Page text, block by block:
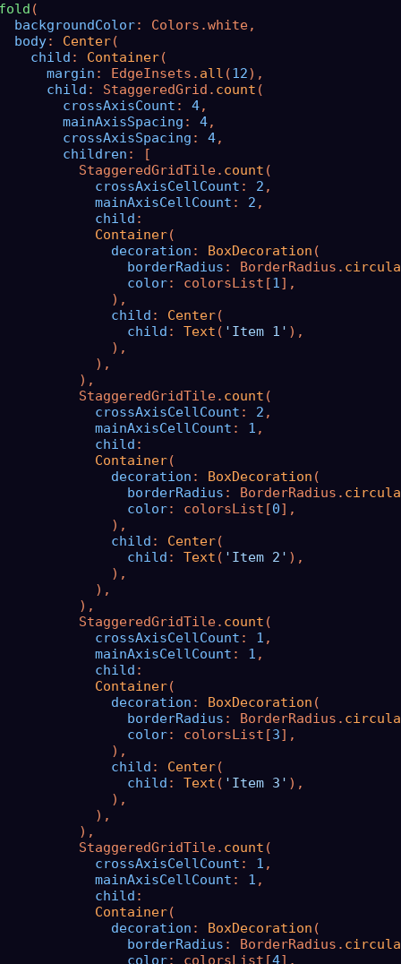
(
backgroundColor: Colors.white,
body: Center(
child : Container(
margin : EdgeInsets. all (12),
child : StaggeredGrid. count (
crossAxisCount : 4,
mainAxisSpacing : 4,
crossAxisSpacing : 4,
children : [
StaggeredGridTile.
count (
crossAxisCellCount : 2 ,
mainAxisCellCount : 2 ,
child :
Container(
decoration : BoxDecoration (
borderRadius : BorderRadius.
color: colorsList[1],
),
child : Center(
child : Text ( 'Item 1' ),
),
),
),
StaggeredGridTile.
count (
crossAxisCellCount : 2 ,
mainAxisCellCount : 1 ,
child :
Container(
decoration : BoxDecoration (
borderRadius : BorderRadius.
color: colorsList[0],
),
child : Center(
child : Text ( 'Item 2' ),
),
),
),
StaggeredGridTile.
count (
crossAxisCellCount : 1 ,
mainAxisCellCount : 1 ,
child :
Container(
decoration : BoxDecoration (
borderRadius : BorderRadius.
color: colorsList[3],
),
child : Center(
child : Text ( 'Item 3' ),
),
),
),
StaggeredGridTile.
count (
crossAxisCellCount : 1 ,
mainAxisCellCount : 1 ,
child :
Container(
decoration : BoxDecoration (
borderRadius : BorderRadius.
color: colorsList[4],